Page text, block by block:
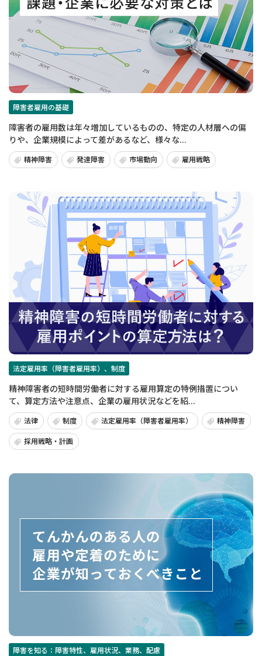
障害者雇用の基礎
障害者の雇用数は年々増加しているものの、特定の人材層への偏
りや、企業規模によって差があるなど、様々な...
精神障害 発達障害 市場動向 雇用戦略
法定雇用率（障害者雇用率）、制度
精神障害者の短時間労働者に対する雇用算定の特例措置につい
て、算定方法や注意点、企業の雇用状況などを紹...
法律 制度 法定雇用率（障害者雇用率） 精神障害
採用戦略・計画
障害を知る：障害特性、雇用状況、業務、配慮